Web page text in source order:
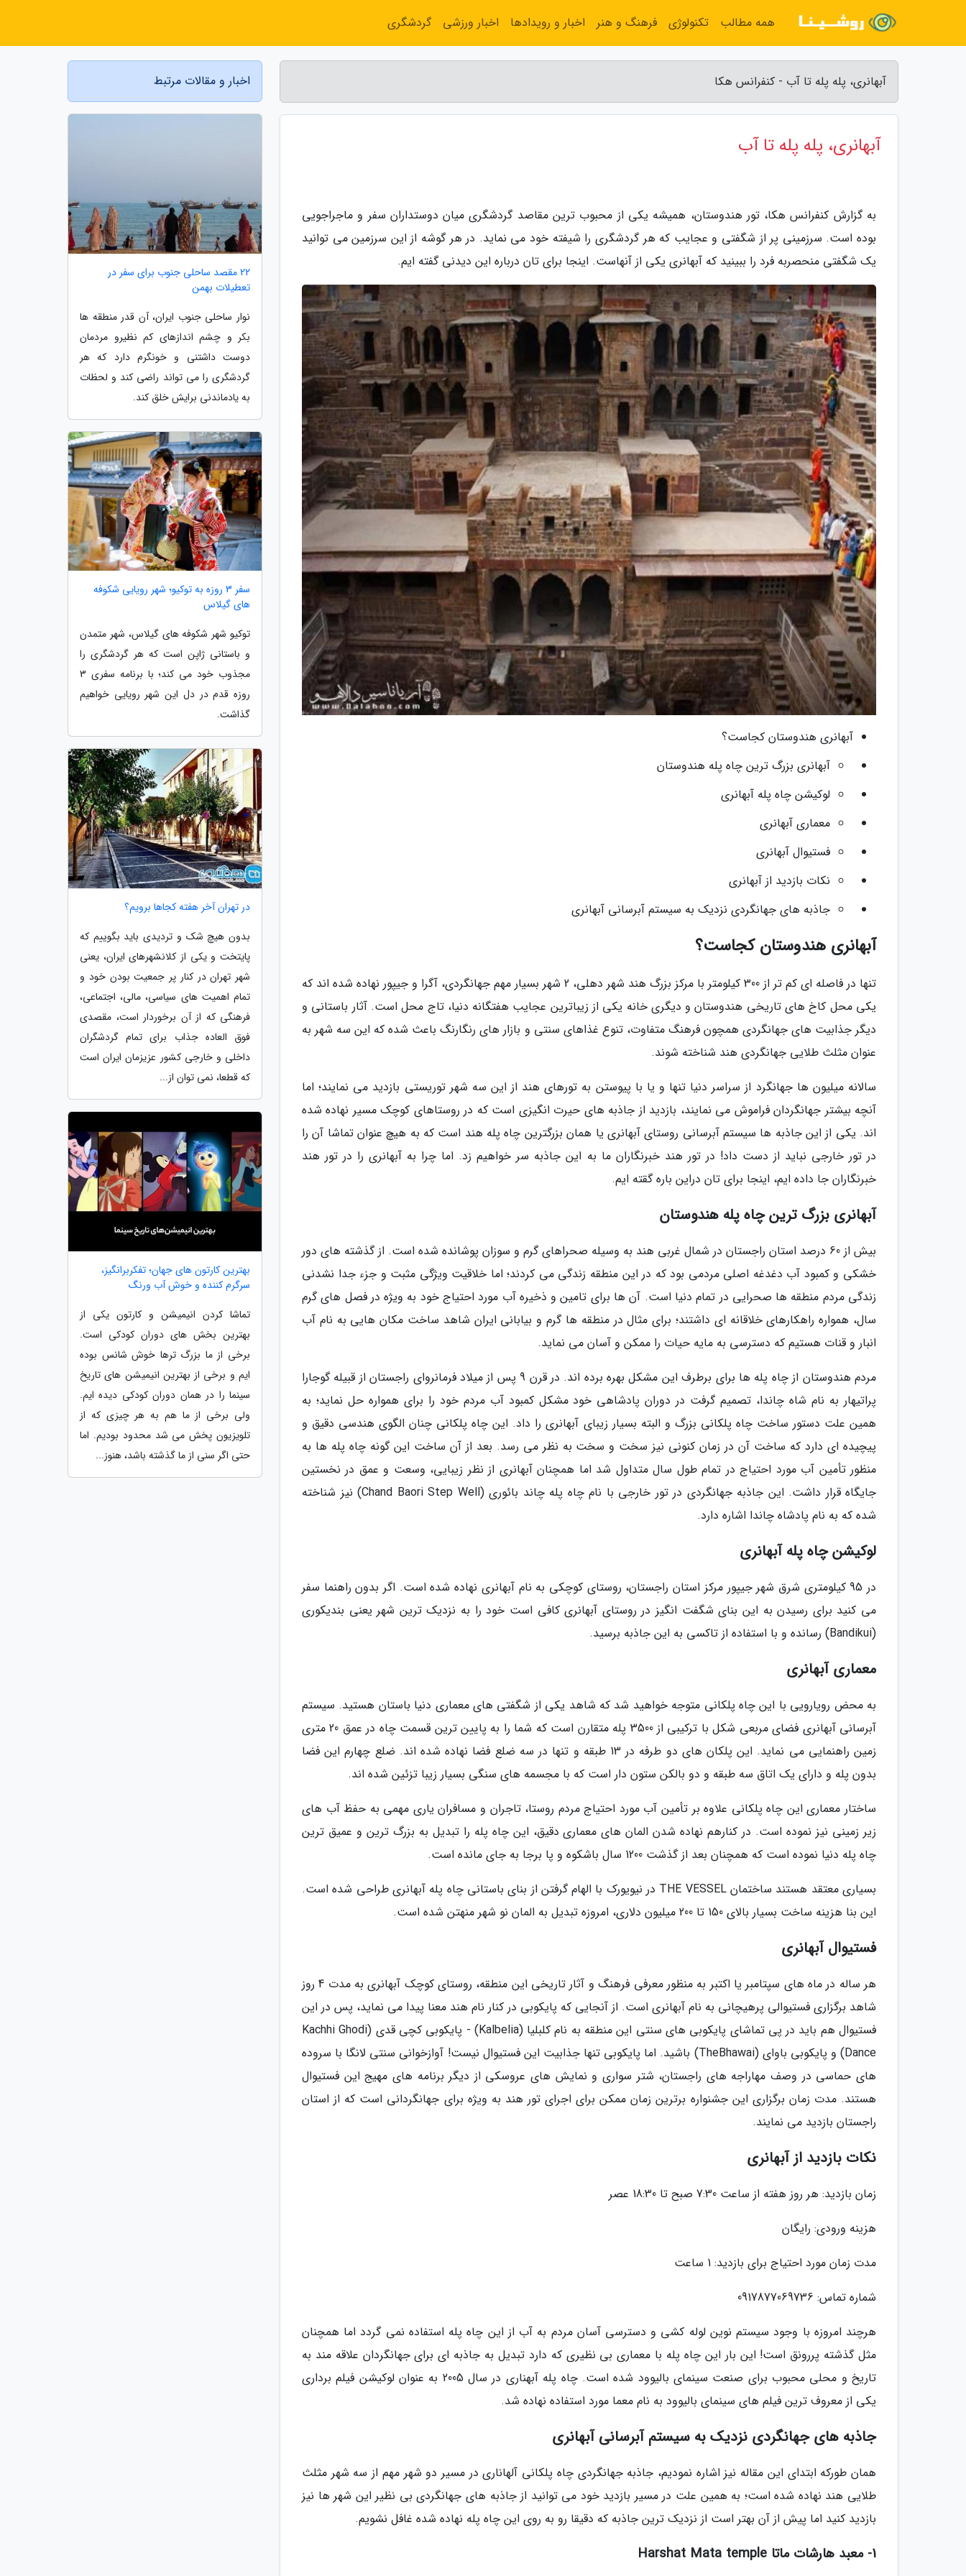
آبهانری، پله پله تا آب - کنفرانس هکا
آبهانری، پله پله تا آب
به گزارش کنفرانس هکا، تور هندوستان، همیشه یکی از محبوب ترین مقاصد گردشگری میان دوستداران سفر و ماجراجویی
بوده است. سرزمینی پر از شگفتی و عجایب که هر گردشگری را شیفته خود می نماید. در هر گوشه از این سرزمین می توانید
یک شگفتی منحصربه فرد را ببینید که آبهانری یکی از آنهاست. اینجا برای تان درباره این دیدنی گفته ایم.
آبهانری هندوستان کجاست؟
آبهانری بزرگ ترین چاه پله هندوستان
لوکیشن چاه پله آبهانری
معماری آبهانری
فستیوال آبهانری
نکات بازدید از آبهانری
جاذبه های جهانگردی نزدیک به سیستم آبرسانی آبهانری
آبهانری هندوستان کجاست؟
تنها در فاصله ای کم تر از 300 کیلومتر با مرکز بزرگ هند شهر دهلی، 2 شهر بسیار مهم جهانگردی، آگرا و جیپور نهاده شده اند که
یکی محل کاخ های تاریخی هندوستان و دیگری خانه یکی از زیباترین عجایب هفتگانه دنیا، تاج محل است. آثار باستانی و
دیگر جذابیت های جهانگردی همچون فرهنگ متفاوت، تنوع غذاهای سنتی و بازار های رنگارنگ باعث شده که این سه شهر به
عنوان مثلث طلایی جهانگردی هند شناخته شوند.
سالانه میلیون ها جهانگرد از سراسر دنیا تنها و یا با پیوستن به تورهای هند از این سه شهر توریستی بازدید می نمایند؛ اما
آنچه بیشتر جهانگردان فراموش می نمایند، بازدید از جاذبه های حیرت انگیزی است که در روستاهای کوچک مسیر نهاده شده
اند. یکی از این جاذبه ها سیستم آبرسانی روستای آبهانری یا همان بزرگترین چاه پله هند است که به هیچ عنوان تماشا آن را
در تور خارجی نباید از دست داد! در تور هند خبرنگاران ما به این جاذبه سر خواهیم زد. اما چرا به آبهانری را در تور هند
خبرنگاران جا داده ایم، اینجا برای تان دراین باره گقته ایم.
آبهانری بزرگ ترین چاه پله هندوستان
بیش از 60 درصد استان راجستان در شمال غربی هند به وسیله صحراهای گرم و سوزان پوشانده شده است. از گذشته های دور
خشکی و کمبود آب دغدغه اصلی مردمی بود که در این منطقه زندگی می کردند؛ اما خلاقیت ویژگی مثبت و جزء جدا نشدنی
زندگی مردم منطقه ها صحرایی در تمام دنیا است. آن ها برای تامین و ذخیره آب مورد احتیاج خود به ویژه در فصل های گرم
سال، همواره راهکارهای خلاقانه ای داشتند؛ برای مثال در منطقه ها گرم و بیابانی ایران شاهد ساخت مکان هایی به نام آب
انبار و قنات هستیم که دسترسی به مایه حیات را ممکن و آسان می نماید.
مردم هندوستان از چاه پله ها برای برطرف این مشکل بهره برده اند. در قرن 9 پس از میلاد فرمانروای راجستان از قبیله گوجارا
پراتیهار به نام شاه چاندا، تصمیم گرفت در دوران پادشاهی خود مشکل کمبود آب مردم خود را برای همواره حل نماید؛ به
همین علت دستور ساخت چاه پلکانی بزرگ و البته بسیار زیبای آبهانری را داد. این چاه پلکانی چنان الگوی هندسی دقیق و
پیچیده ای دارد که ساخت آن در زمان کنونی نیز سخت و سخت به نظر می رسد. بعد از آن ساخت این گونه چاه پله ها به
منظور تأمین آب مورد احتیاج در تمام طول سال متداول شد اما همچنان آبهانری از نظر زیبایی، وسعت و عمق در نخستین
جایگاه قرار داشت. این جاذبه جهانگردی در تور خارجی با نام چاه پله چاند بائوری (Chand Baori Step Well) نیز شناخته
شده که به نام پادشاه چاندا اشاره دارد.
لوکیشن چاه پله آبهانری
در 95 کیلومتری شرق شهر جیپور مرکز استان راجستان، روستای کوچکی به نام آبهانری نهاده شده است. اگر بدون راهنما سفر
می کنید برای رسیدن به این بنای شگفت انگیز در روستای آبهانری کافی است خود را به نزدیک ترین شهر یعنی بندیکوری
(Bandikui) رسانده و با استفاده از تاکسی به این جاذبه برسید.
معماری آبهانری
به محض رویارویی با این چاه پلکانی متوجه خواهید شد که شاهد یکی از شگفتی های معماری دنیا باستان هستید. سیستم
آبرسانی آبهانری فضای مربعی شکل با ترکیبی از 3500 پله متقارن است که شما را به پایین ترین قسمت چاه در عمق 20 متری
زمین راهنمایی می نماید. این پلکان های دو طرفه در 13 طبقه و تنها در سه ضلع فضا نهاده شده اند. ضلع چهارم این فضا
بدون پله و دارای یک اتاق سه طبقه و دو بالکن ستون دار است که با مجسمه های سنگی بسیار زیبا تزئین شده اند.
ساختار معماری این چاه پلکانی علاوه بر تأمین آب مورد احتیاج مردم روستا، تاجران و مسافران یاری مهمی به حفظ آب های
زیر زمینی نیز نموده است. در کنارهم نهاده شدن المان های معماری دقیق، این چاه پله را تبدیل به بزرگ ترین و عمیق ترین
چاه پله دنیا نموده است که همچنان بعد از گذشت 1200 سال باشکوه و پا برجا به جای مانده است.
بسیاری معتقد هستند ساختمان THE VESSEL در نیویورک با الهام گرفتن از بنای باستانی چاه پله آبهانری طراحی شده است.
این بنا هزینه ساخت بسیار بالای 150 تا 200 میلیون دلاری، امروزه تبدیل به المان نو شهر منهتن شده است.
فستیوال آبهانری
هر ساله در ماه های سپتامبر یا اکتبر به منظور معرفی فرهنگ و آثار تاریخی این منطقه، روستای کوچک آبهانری به مدت 4 روز
شاهد برگزاری فستیوالی پرهیچانی به نام آبهانری است. از آنجایی که پایکوبی در کنار نام هند معنا پیدا می نماید، پس در این
فستیوال هم باید در پی تماشای پایکوبی های سنتی این منطقه به نام کلبلیا (Kalbelia) - پایکوبی کچی قدی (Kachhi Ghodi
Dance) و پایکوبی باوای (TheBhawai) باشید. اما پایکوبی تنها جذابیت این فستیوال نیست! آوازخوانی سنتی لانگا با سروده
های حماسی در وصف مهاراجه های راجستان، شتر سواری و نمایش های عروسکی از دیگر برنامه های مهیج این فستیوال
هستند. مدت زمان برگزاری این جشنواره برترین زمان ممکن برای اجرای تور هند به ویژه برای جهانگردانی است که از استان
راجستان بازدید می نمایند.
نکات بازدید از آبهانری
زمان بازدید: هر روز هفته از ساعت 7:30 صبح تا 18:30 عصر
هزینه ورودی: رایگان
مدت زمان مورد احتیاج برای بازدید: 1 ساعت
شماره تماس: 0917877069736
هرچند امروزه با وجود سیستم نوین لوله کشی و دسترسی آسان مردم به آب از این چاه پله استفاده نمی گردد اما همچنان
مثل گذشته پررونق است! این بار این چاه پله با معماری بی نظیری که دارد تبدیل به جاذبه ای برای جهانگردان علاقه مند به
تاریخ و محلی محبوب برای صنعت سینمای بالیوود شده است. چاه پله آبهناری در سال 2005 به عنوان لوکیشن فیلم برداری
یکی از معروف ترین فیلم های سینمای بالیوود به نام معما مورد استفاده نهاده شد.
جاذبه های جهانگردی نزدیک به سیستم آبرسانی آبهانری
همان طورکه ابتدای این مقاله نیز اشاره نمودیم، جاذبه جهانگردی چاه پلکانی آلهاناری در مسیر دو شهر مهم از سه شهر مثلث
طلایی هند نهاده شده است؛ به همین علت در مسیر بازدید خود می توانید از جاذبه های جهانگردی بی نظیر این شهر ها نیز
بازدید کنید اما پیش از آن بهتر است از نزدیک ترین جاذبه که دقیقا رو به روی این چاه پله نهاده شده غافل نشویم.
1- معبد هارشات ماتا Harshat Mata temple
اخبار و مقالات مرتبط
22 مقصد ساحلی جنوب برای سفر در
تعطیلات بهمن
نوار ساحلی جنوب ایران، آن قدر منطقه ها
بکر و چشم اندازهای کم نظیرو مردمان
دوست داشتنی و خونگرم دارد که هر
گردشگری را می تواند راضی کند و لحظات
به یادماندنی برایش خلق کند.
سفر 3 روزه به توکیو؛ شهر رویایی شکوفه
های گیلاس
توکیو شهر شکوفه های گیلاس، شهر متمدن
و باستانی ژاپن است که هر گردشگری را
مجذوب خود می کند؛ با برنامه سفری 3
روزه قدم در دل این شهر رویایی خواهیم
گذاشت.
در تهران آخر هفته کجاها برویم؟
بدون هیچ شک و تردیدی باید بگوییم که
پایتخت و یکی از کلانشهرهای ایران، یعنی
شهر تهران در کنار پر جمعیت بودن خود و
تمام اهمیت های سیاسی، مالی، اجتماعی،
فرهنگی که از آن برخوردار است، مقصدی
فوق العاده جذاب برای تمام گردشگران
داخلی و خارجی کشور عزیزمان ایران است
که قطعا، نمی توان از...
بهترین کارتون های جهان؛ تفکربرانگیز،
سرگرم کننده و خوش آب ورنگ
تماشا کردن انیمیشن و کارتون یکی از
بهترین بخش های دوران کودکی است.
برخی از ما بزرگ ترها خوش شانس بوده
ایم و برخی از بهترین انیمیشن های تاریخ
سینما را در همان دوران کودکی دیده ایم.
ولی برخی از ما هم به هر چیزی که از
تلویزیون پخش می شد محدود بودیم. اما
حتی اگر سنی از ما گذشته باشد، هنوز...
همه مطالب تکنولوژی فرهنگ و هنر اخبار و رویدادها اخبار ورزشی گردشگری